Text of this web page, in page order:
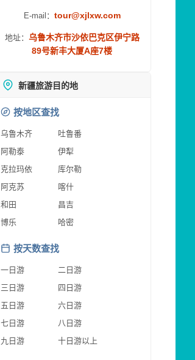
E-mail： tour@xjlxw.com
地址： 乌鲁木齐市沙依巴克区伊宁路
89号新丰大厦A座7楼
新疆旅游目的地
按地区查找
乌鲁木齐
吐鲁番
阿勒泰
伊犁
克拉玛依
库尔勒
阿克苏
喀什
和田
昌吉
博乐
哈密
按天数查找
一日游
二日游
三日游
四日游
五日游
六日游
七日游
八日游
九日游
十日游以上